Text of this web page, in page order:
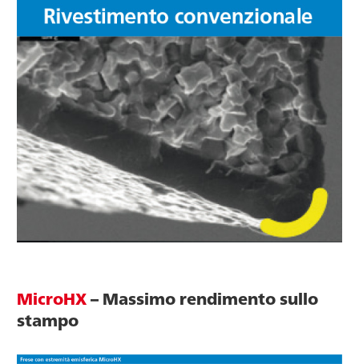
MicroHX– Massimo rendimento sullo
stampo